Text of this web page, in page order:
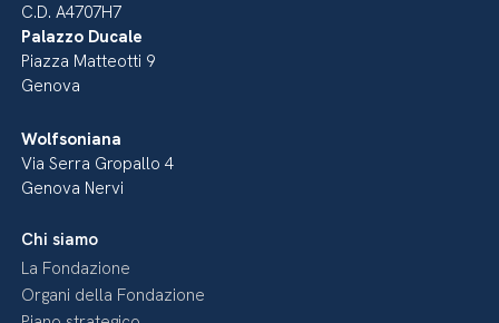
C.D. A4707H7
Palazzo Ducale
Piazza Matteotti 9
Genova
Wolfsoniana
Via Serra Gropallo 4
Genova Nervi
Chi siamo
La Fondazione
Organi della Fondazione